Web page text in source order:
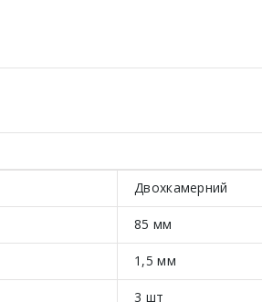
Двохкамерний
85 мм
1,5 мм
3 шт